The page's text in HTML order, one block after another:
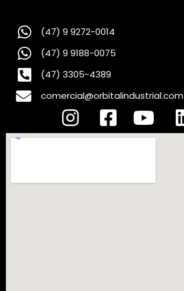
(47) 9 9272-0014
(47) 9 9188-0075
(47) 3305-4389
comercial@orbitalindustrial.com